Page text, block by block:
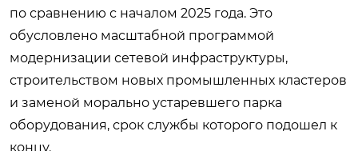
по сравнению с началом 2025 года. Это
обусловлено масштабной программой
модернизации сетевой инфраструктуры,
строительством новых промышленных кластеров
и заменой морально устаревшего парка
оборудования, срок службы которого подошел к
концу.